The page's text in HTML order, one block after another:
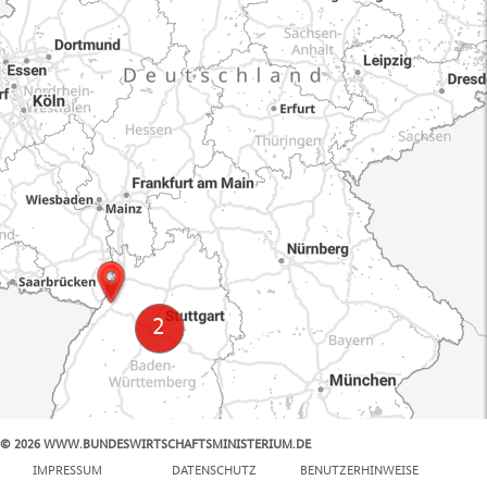
© 2026 WWW.BUNDESWIRTSCHAFTSMINISTERIUM.DE
IMPRESSUM
DATENSCHUTZ BENUTZERHINWEISE